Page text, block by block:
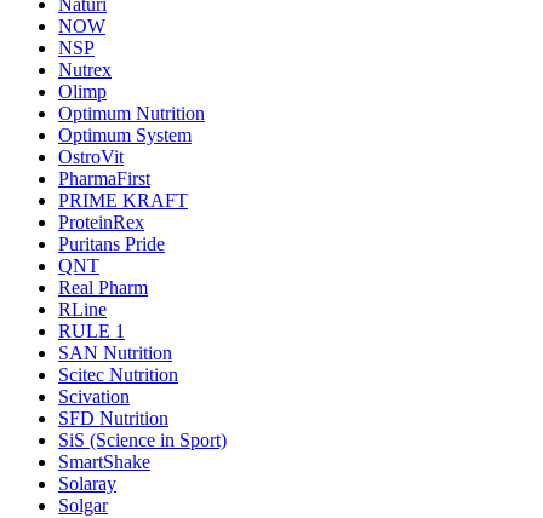
Naturi
NOW
NSP
Nutrex
Olimp
Optimum Nutrition
Optimum System
OstroVit
PharmaFirst
PRIME KRAFT
ProteinRex
Puritans Pride
QNT
Real Pharm
RLine
RULE 1
SAN Nutrition
Scitec Nutrition
Scivation
SFD Nutrition
SiS (Science in Sport)
SmartShake
Solaray
Solgar